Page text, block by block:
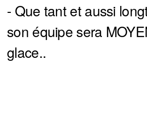
- Que tant et aussi
son équipe sera
glace..